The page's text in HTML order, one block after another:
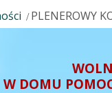
PLENEROWY
W DOMU